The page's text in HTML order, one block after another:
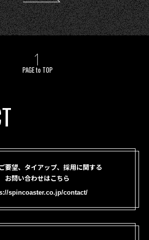
PAGE to TOP
要望、タイアップ、採用に関する
お問い合わせはこちら
spincoaster.co.jp/contact/